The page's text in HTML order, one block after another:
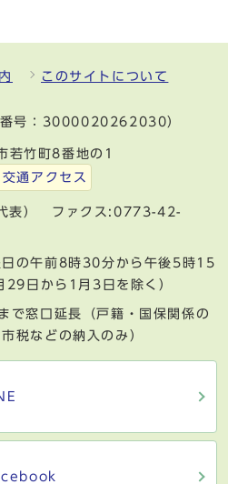
このサイトについて
番号：3000020262030）
竹町8番地の1
交通アクセス
代表） ファクス:0773-42-
の午前8時30分から午後5時15
29日から1月3日を除く）
で窓口延長（戸籍・国保関係の
税などの納入のみ）